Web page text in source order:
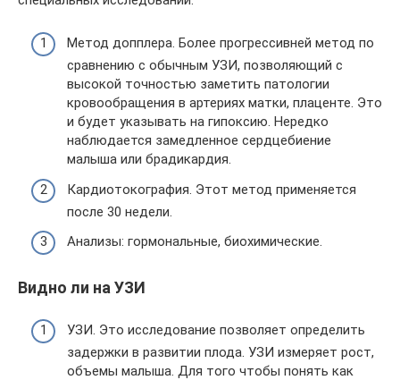
Метод допплера. Более прогрессивней метод по
сравнению с обычным УЗИ, позволяющий с
высокой точностью заметить патологии
кровообращения в артериях матки, плаценте. Это
и будет указывать на гипоксию. Нередко
наблюдается замедленное сердцебиение
малыша или брадикардия.
Кардиотокография. Этот метод применяется
после 30 недели.
Анализы: гормональные, биохимические.
Видно ли на УЗИ
УЗИ. Это исследование позволяет определить
задержки в развитии плода. УЗИ измеряет рост,
объемы малыша. Для того чтобы понять как